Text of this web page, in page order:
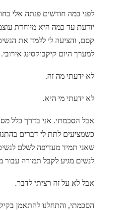
לפני כמה חודשים פנתה אלי
יודעת עד כמה היא מיוחדת
קסם, והציעה לי ללמד את
למערך היום קיקבוקסינג אירובי.
לא ידעתי מה זה.
לא ידעתי מי היא.
אבל הסכמתי. אני בדרך כלל
כשמציעים לתת לי דברים
שאני תמיד מעדיפה לשלם
לנשים מגיע לקבל תמורה עבור
אבל לא על זה רציתי לדבר.
הסכמתי, והתחלנו להתאמן